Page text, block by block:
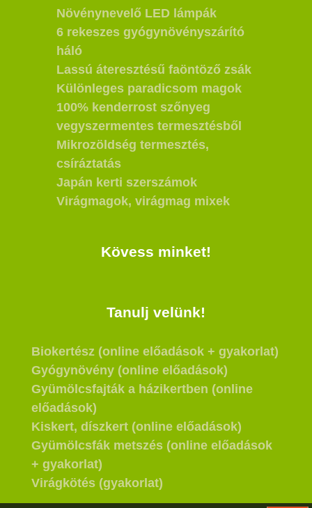
Növénynevelő LED lámpák
6 rekeszes gyógynövényszárító
háló
Lassú áteresztésű faöntöző zsák
Különleges paradicsom magok
100% kenderrost szőnyeg
vegyszermentes termesztésből
Mikrozöldség termesztés,
csíráztatás
Japán kerti szerszámok
Virágmagok, virágmag mixek
Kövess minket!
Tanulj velünk!
Biokertész (online előadások + gyakorlat)
Gyógynövény (online előadások)
Gyümölcsfajták a házikertben (online
előadások)
Kiskert, díszkert (online előadások)
Gyümölcsfák metszés (online előadások
+ gyakorlat)
Virágkötés (gyakorlat)